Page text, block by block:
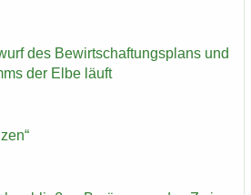
des Be­wirt­schaf­tungs­plans und
der Elbe läuft